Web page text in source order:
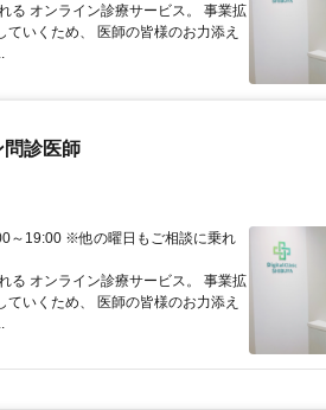
る オンライン診療サービス。 事業拡
いくため、 医師の皆様のお力添え
問診医師
～19:00 ※他の曜日もご相談に乗れ
る オンライン診療サービス。 事業拡
いくため、 医師の皆様のお力添え